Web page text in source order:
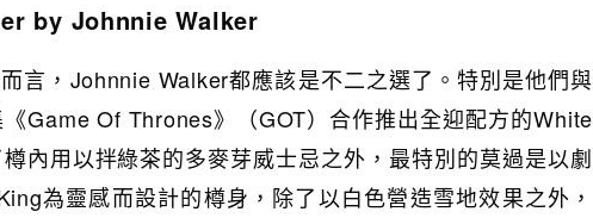
by Johnnie Walker
言，Johnnie Walker都應該是不二之選了。特別是他們與
Game Of Thrones》（GOT）合作推出全迎配方的White
內用以拌綠茶的多麥芽威士忌之外，最特別的莫過是以劇
為靈感而設計的樽身，除了以白色營造雪地效果之外，